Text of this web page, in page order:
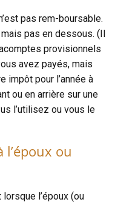
pas rem-boursable.
pas en dessous. (Il
provisionnels
avez payés, mais
impôt pour l’année à
ou en arrière sur une
l’utilisez ou vous le
ou
l’époux (ou